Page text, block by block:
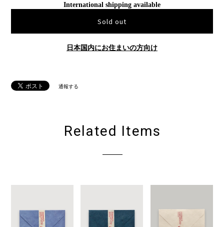
International shipping available
Sold out
日本国内にお住まいの方向け
通報する
Related Items